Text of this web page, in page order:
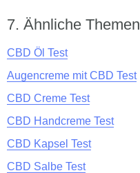
Ähnliche Themen
CBD Öl Test
Augencreme mit CBD Test
CBD Creme Test
CBD Handcreme Test
CBD Kapsel Test
CBD Salbe Test